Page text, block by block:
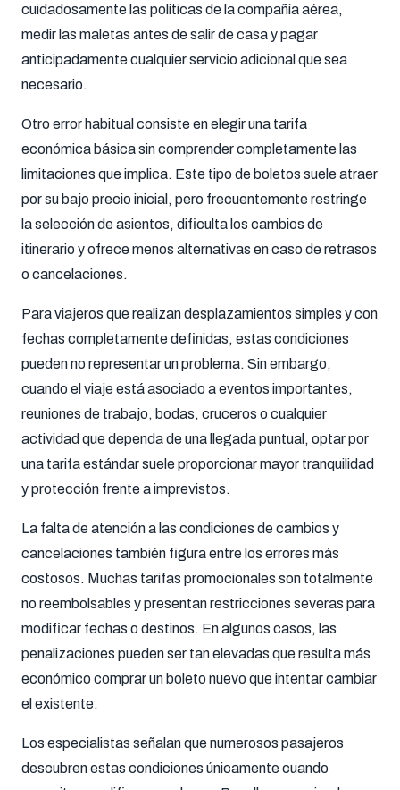
cuidadosamente las políticas de la compañía aérea,
medir las maletas antes de salir de casa y pagar
anticipadamente cualquier servicio adicional que sea
necesario.
Otro error habitual consiste en elegir una tarifa
económica básica sin comprender completamente las
limitaciones que implica. Este tipo de boletos suele atraer
por su bajo precio inicial, pero frecuentemente restringe
la selección de asientos, dificulta los cambios de
itinerario y ofrece menos alternativas en caso de retrasos
o cancelaciones.
Para viajeros que realizan desplazamientos simples y con
fechas completamente definidas, estas condiciones
pueden no representar un problema. Sin embargo,
cuando el viaje está asociado a eventos importantes,
reuniones de trabajo, bodas, cruceros o cualquier
actividad que dependa de una llegada puntual, optar por
una tarifa estándar suele proporcionar mayor tranquilidad
y protección frente a imprevistos.
La falta de atención a las condiciones de cambios y
cancelaciones también figura entre los errores más
costosos. Muchas tarifas promocionales son totalmente
no reembolsables y presentan restricciones severas para
modificar fechas o destinos. En algunos casos, las
penalizaciones pueden ser tan elevadas que resulta más
económico comprar un boleto nuevo que intentar cambiar
el existente.
Los especialistas señalan que numerosos pasajeros
descubren estas condiciones únicamente cuando